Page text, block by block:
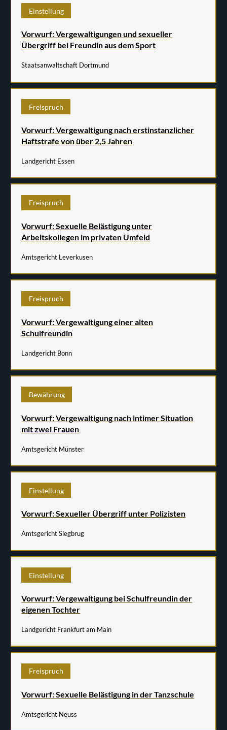
Einstellung
Vorwurf: Vergewaltigungen und sexueller
Übergriff bei Freundin aus dem Sport
Staatsanwaltschaft Dortmund
Freispruch
Vorwurf: Vergewaltigung nach erstinstanzlicher
Haftstrafe von über 2,5 Jahren
Landgericht Essen
Freispruch
Vorwurf: Sexuelle Belästigung unter
Arbeitskollegen im privaten Umfeld
Amtsgericht Leverkusen
Freispruch
Vorwurf: Vergewaltigung einer alten
Schulfreundin
Landgericht Bonn
Bewährung
Vorwurf: Vergewaltigung nach intimer Situation
mit zwei Frauen
Amtsgericht Münster
Einstellung
Vorwurf: Sexueller Übergriff unter Polizisten
Amtsgericht Siegbrug
Einstellung
Vorwurf: Vergewaltigung bei Schulfreundin der
eigenen Tochter
Landgericht Frankfurt am Main
Freispruch
Vorwurf: Sexuelle Belästigung in der Tanzschule
Amtsgericht Neuss